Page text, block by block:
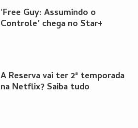
‘Free Guy: Assumindo o
Controle’ chega no Star+
A Reserva vai ter 2ª temporada
na Netflix? Saiba tudo